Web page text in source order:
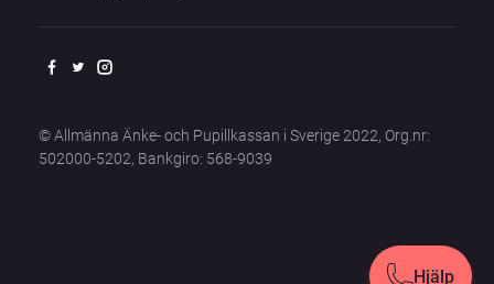
© Allmänna Änke- och Pupillkassan i Sverige 2022, Org.nr:
502000-5202, Bankgiro: 568-9039
Hjälp